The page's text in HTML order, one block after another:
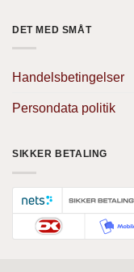
DET MED SMÅT
Handelsbetingelser
Persondata politik
SIKKER BETALING